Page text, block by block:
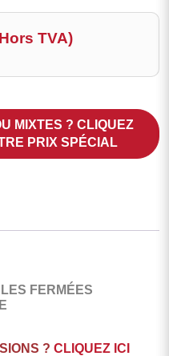
TVA)
MIXTES ? CLIQUEZ
PRIX SPÉCIAL
FERMÉES
? CLIQUEZ ICI